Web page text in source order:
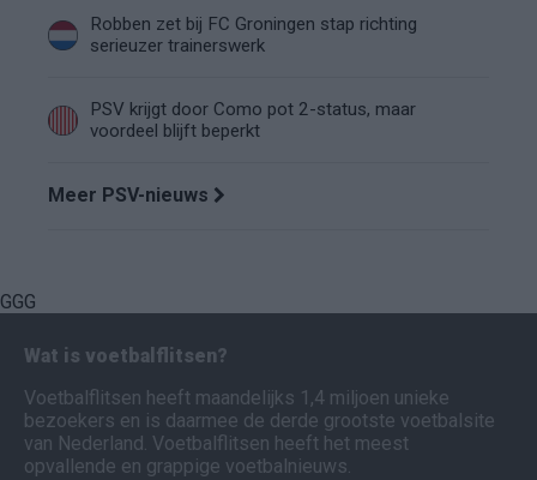
Robben zet bij FC Groningen stap richting
serieuzer trainerswerk
PSV krijgt door Como pot 2-status, maar
voordeel blijft beperkt
Meer PSV-nieuws
GGG
Wat is voetbalflitsen?
Voetbalflitsen heeft maandelijks 1,4 miljoen unieke
bezoekers en is daarmee de derde grootste voetbalsite
van Nederland. Voetbalflitsen heeft het meest
opvallende en grappige voetbalnieuws.